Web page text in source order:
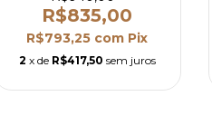
R$835,00
R$793,25 com Pix
2 x de R$417,50 sem juros